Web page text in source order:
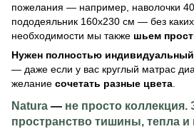
пожелания — например, наволочки
пододеяльник 160х230 см — без
необходимости мы также шьем
Нужен полностью индивидуальный
— даже если у вас круглый матрас
желание сочетать разные цвета
Natura — не просто коллекция.
пространство тишины, тепла и